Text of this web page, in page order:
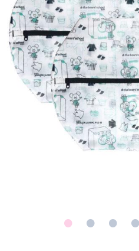
・コンサート
ンテンツ(クイズ・